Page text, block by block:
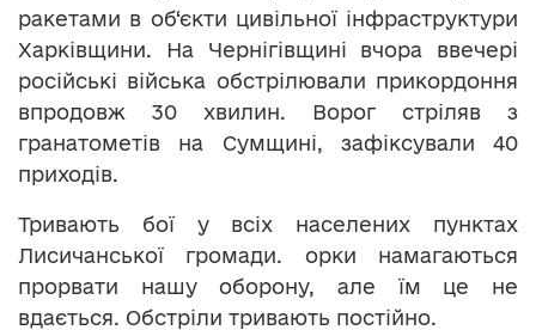
ракетами в об‘єкти цивільної інфраструктури
Харківщини. На Чернігівщині вчора ввечері
російські війська обстрілювали прикордоння
впродовж 30 хвилин. Ворог стріляв з
гранатометів на Сумщині, зафіксували 40
приходів.
Тривають бої у всіх населених пунктах
Лисичанської громади. орки намагаються
прорвати нашу оборону, але їм це не
вдається. Обстріли тривають постійно.